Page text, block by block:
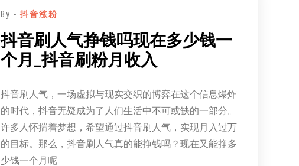
By - 抖音涨粉
抖音刷人气挣钱吗现在多少钱一
个月_抖音刷粉月收入
抖音刷人气，一场虚拟与现实交织的博弈在这个信息爆炸
的时代，抖音无疑成为了人们生活中不可或缺的一部分。
许多人怀揣着梦想，希望通过抖音刷人气，实现月入过万
的目标。那么，抖音刷人气真的能挣钱吗？现在又能挣多
少钱一个月呢